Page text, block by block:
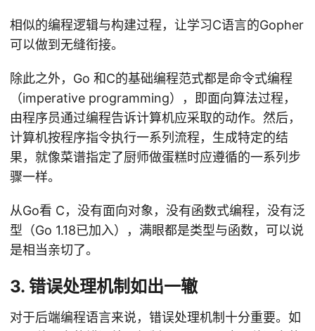
相似的编程逻辑与构建过程，让学习C语言的Gopher
可以做到无缝衔接。
除此之外，Go 和C的基础编程范式都是命令式编程
（imperative programming），即面向算法过程，
由程序员通过编程告诉计算机应采取的动作。然后，
计算机按程序指令执行一系列流程，生成特定的结
果，就像菜谱指定了厨师做蛋糕时应遵循的一系列步
骤一样。
从Go看 C，没有面向对象，没有函数式编程，没有泛
型（Go 1.18已加入），满眼都是类型与函数，可以说
是相当亲切了。
3. 错误处理机制如出一辙
对于后端编程语言来说，错误处理机制十分重要。如